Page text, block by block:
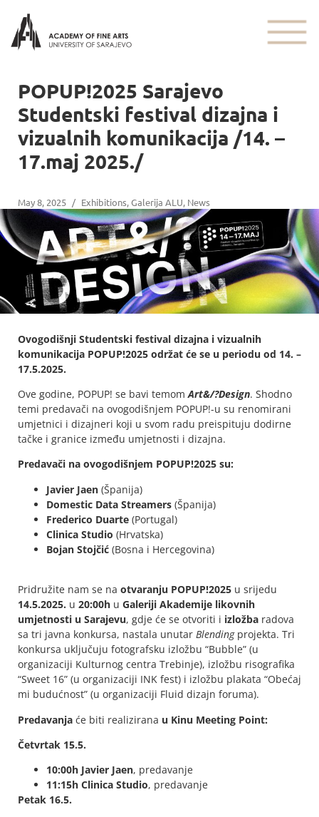
POPUP!2025 Sarajevo
Studentski festival dizajna i
vizualnih komunikacija /14. –
17.maj 2025./
May 8, 2025 / Exhibitions,Galerija ALU, News
Ovogodišnji Studentski festival dizajna i vizualnih
komunikacija POPUP!2025 održat će se u periodu od 14. –
17.5.2025.
Ove godine, POPUP! se bavi temomArt&/?Design. Shodno
temi predavači na ovogodišnjem POPUP!-u su renomirani
umjetnici i dizajneri koji u svom radu preispituju dodirne
tačke i granice između umjetnosti i dizajna.
Predavači na ovogodišnjem POPUP!2025 su:
Javier Jaen (Španija)
Domestic Data Streamers (Španija)
Frederico Duarte (Portugal)
Clinica Studio (Hrvatska)
Bojan Stojčić (Bosna i Hercegovina)
Pridružite nam se na otvaranju POPUP!2025 u srijedu
14.5.2025. u 20:00h u Galeriji Akademije likovnih
umjetnosti u Sarajevu, gdje će se otvoriti i izložba radova
sa tri javna konkursa, nastala unutar Blendingprojekta. Tri
konkursa uključuju fotografsku izložbu “Bubble” (u
organizaciji Kulturnog centra Trebinje), izložbu risografika
“Sweet 16” (u organizaciji INK fest) i izložbu plakata “Obećaj
mi budućnost” (u organizaciji Fluid dizajn foruma).
Predavanja će biti realizirana u Kinu Meeting Point:
Četvrtak 15.5.
10:00h Javier Jaen, predavanje
11:15h Clinica Studio, predavanje
Petak 16.5.